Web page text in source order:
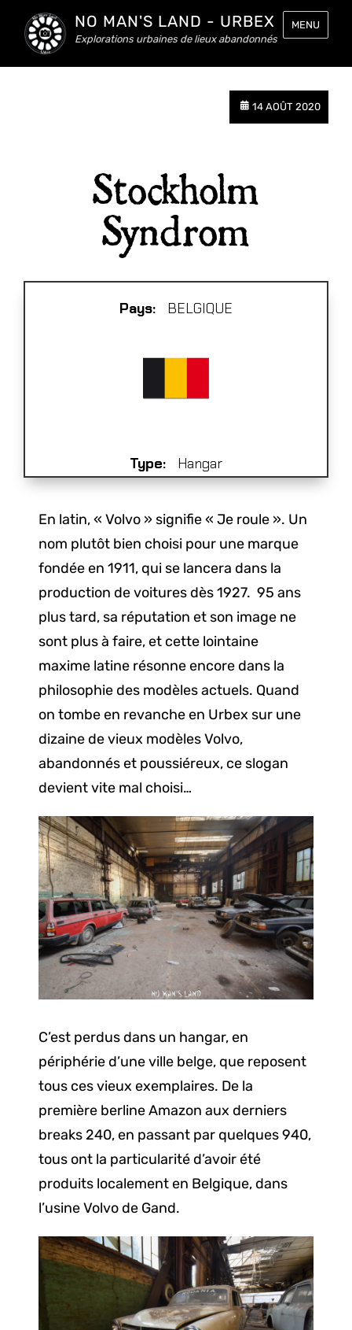
NO MAN'S LAND - URBEX
Explorations urbaines de lieux abandonnés
MENU
14 AOÛT 2020
Stockholm
Syndrom
Pays: BELGIQUE
Type: Hangar
En latin, « Volvo » signifie « Je roule ». Un
nom plutôt bien choisi pour une marque
fondée en 1911, qui se lancera dans la
production de voitures dès 1927. 95 ans
plus tard, sa réputation et son image ne
sont plus à faire, et cette lointaine
maxime latine résonne encore dans la
philosophie des modèles actuels. Quand
on tombe en revanche en Urbex sur une
dizaine de vieux modèles Volvo,
abandonnés et poussiéreux, ce slogan
devient vite mal choisi…
C’est perdus dans un hangar, en
périphérie d’une ville belge, que reposent
tous ces vieux exemplaires. De la
première berline Amazon aux derniers
breaks 240, en passant par quelques 940,
tous ont la particularité d’avoir été
produits localement en Belgique, dans
l’usine Volvo de Gand.